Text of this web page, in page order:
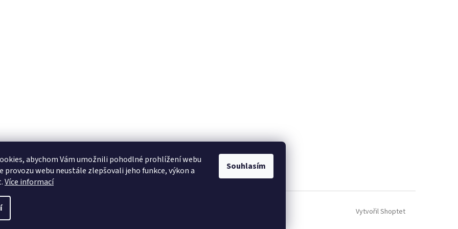
abychom Vám umožnili pohodlné prohlížení webu
provozu webu neustále zlepšovali jeho funkce, výkon a
Více informací
Souhlasím
Vytvořil Shoptet